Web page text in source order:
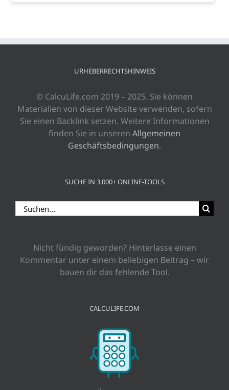
URHEBERRECHTSHINWEIS
© CalcuLife.com 2019 – 2025. Sie können
Materialien von dieser Website verwenden, sofern
Sie einen Backlink setzen. Weitere Informationen
finden Sie in unseren Allgemeinen
Geschäftsbedingungen.
SUCHE IN 3.000+ ONLINE-TOOLS
Suche
nach:
Nicht fündig geworden? Hinterlasse einen
Kommentar unter einem beliebigen Beitrag – wir
bauen dir das fehlende Tool.
CALCULIFE.COM